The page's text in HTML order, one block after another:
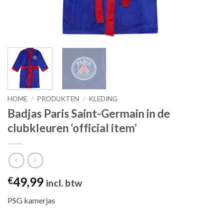
HOME / PRODUKTEN / KLEDING
Badjas Paris Saint-Germain in de
clubkleuren ‘official item’
€49,99 incl. btw
PSG kamerjas